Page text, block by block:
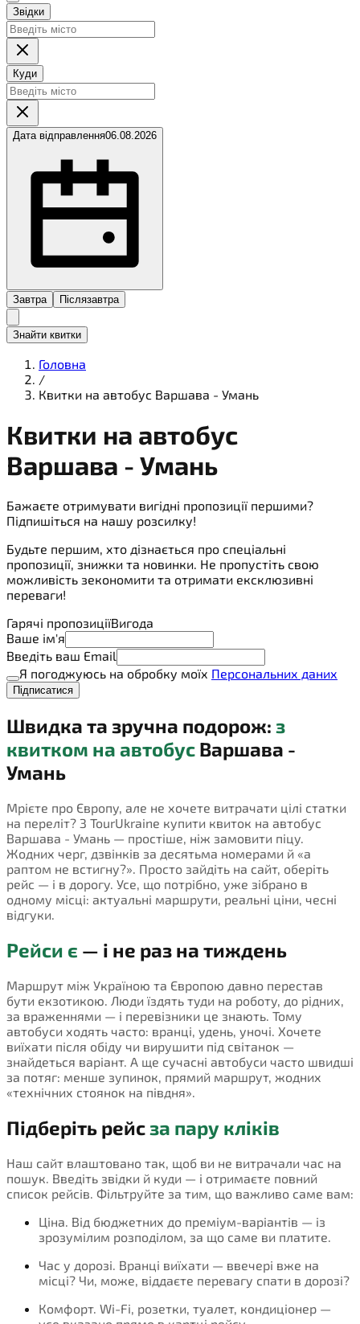
Звідки
Куди
Дата відправлення06.08.2026
Завтра Післязавтра
Знайти квитки
Головна
/
Квитки на автобус Варшава - Умань
Квитки на автобус
Варшава - Умань
Бажаєте отримувати вигідні пропозиції першими?
Підпишіться на нашу розсилку!
Будьте першим, хто дізнається про спеціальні
пропозиції, знижки та новинки. Не пропустіть свою
можливість зекономити та отримати ексклюзивні
переваги!
Гарячі пропозиціїВигода
Ваше ім'я
Введіть ваш Email
Я погоджуюсь на обробку моїх Персональних даних
Підписатися
Швидка та зручна подорож: з
квитком на автобус Варшава -
Умань
Мрієте про Європу, але не хочете витрачати цілі статки
на переліт? З TourUkraine купити квиток на автобус
Варшава - Умань — простіше, ніж замовити піцу.
Жодних черг, дзвінків за десятьма номерами й «а
раптом не встигну?». Просто зайдіть на сайт, оберіть
рейс — і в дорогу. Усе, що потрібно, уже зібрано в
одному місці: актуальні маршрути, реальні ціни, чесні
відгуки.
Рейси є — і не раз на тиждень
Маршрут між Україною та Європою давно перестав
бути екзотикою. Люди їздять туди на роботу, до рідних,
за враженнями — і перевізники це знають. Тому
автобуси ходять часто: вранці, удень, уночі. Хочете
виїхати після обіду чи вирушити під світанок —
знайдеться варіант. А ще сучасні автобуси часто швидші
за потяг: менше зупинок, прямий маршрут, жодних
«технічних стоянок на півдня».
Підберіть рейсза пару кліків
Наш сайт влаштовано так, щоб ви не витрачали час на
пошук. Введіть звідки й куди — і отримаєте повний
список рейсів. Фільтруйте за тим, що важливо саме вам:
Ціна. Від бюджетних до преміум-варіантів — із
зрозумілим розподілом, за що саме ви платите.
Час у дорозі. Вранці виїхати — ввечері вже на
місці? Чи, може, віддаєте перевагу спати в дорозі?
Комфорт. Wi-Fi, розетки, туалет, кондиціонер —